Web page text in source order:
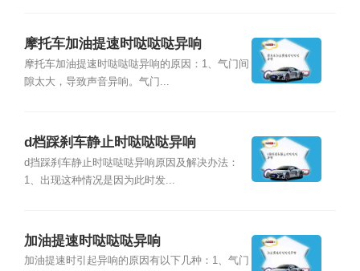
摩托车加油提速时哒哒哒异响
摩托车加油提速时哒哒哒异响的原因：1、气门间
隙太大，导致声音异响。气门...
d档踩刹车静止时哒哒哒异响
d挡踩刹车静止时哒哒哒异响原因及解决办法：
1、出现这种情况是因为此时发...
加油提速时哒哒哒异响
加油提速时引起异响的原因有以下几种：1、气门